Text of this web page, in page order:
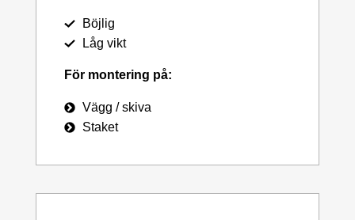
Böjlig
Låg vikt
För montering på:
Vägg / skiva
Staket